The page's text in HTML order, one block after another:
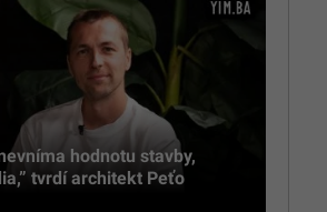
hodnotu stavby,
tvrdí architekt Peťo